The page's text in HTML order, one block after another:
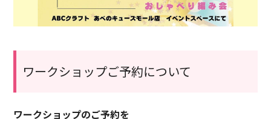
ワークショップご予約について
ワークショップのご予約を